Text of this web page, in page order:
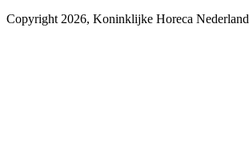
Copyright 2026, Koninklijke Horeca Nederland